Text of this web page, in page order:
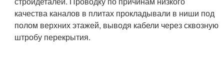
качества каналов в плитах прокладывали в ниши под
полом верхних этажей, выводя кабели через сквозную
штробу перекрытия.